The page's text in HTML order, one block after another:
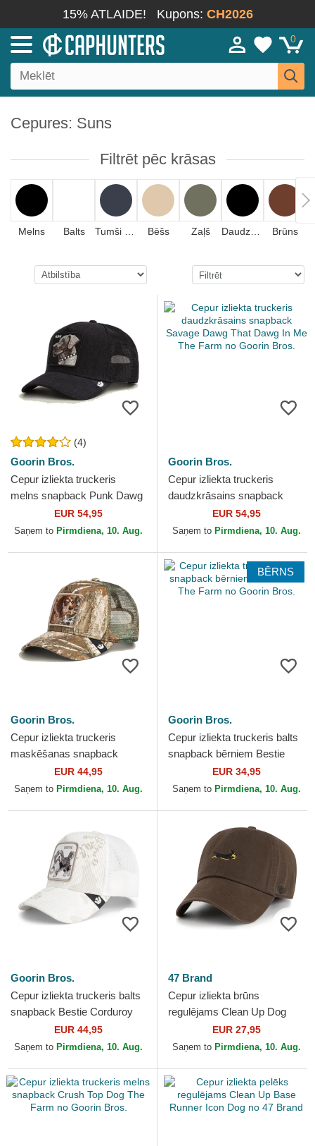
15% ATLAIDE! Kupons: CH2026
0
Cepures: Suns
Filtrēt pēc krāsas
Melns Balts Bēšs Zaļš Brūns
(4)
Goorin Bros.
Cepur izliekta truckeris
melns snapback Punk Dawg
That Dawg In Me The Farm
no Goorin Bros.
EUR 54,95
Saņem to Pirmdiena, 10. Aug.
Goorin Bros.
Cepur izliekta truckeris
daudzkrāsains snapback
Savage Dawg That Dawg In
Me The Farm no Goorin
EUR 54,95
Saņem to Pirmdiena, 10. Aug.
Goorin Bros.
Cepur izliekta truckeris
maskēšanas snapback
Realtree Edge Grump Dog
The Farm no Goorin Bros.
EUR 44,95
Saņem to Pirmdiena, 10. Aug.
BĒRNS
Goorin Bros.
Cepur izliekta truckeris balts
snapback bērniem Bestie
Mini The Farm no Goorin
Bros.
EUR 34,95
Saņem to Pirmdiena, 10. Aug.
Goorin Bros.
Cepur izliekta truckeris balts
snapback Bestie Corduroy
Camo The Farm no Goorin
Bros.
EUR 44,95
Saņem to Pirmdiena, 10. Aug.
47 Brand
Cepur izliekta brūns
regulējams Clean Up Dog
Base Runner Icon no 47
Brand
EUR 27,95
Saņem to Pirmdiena, 10. Aug.